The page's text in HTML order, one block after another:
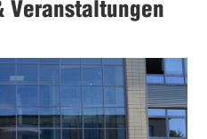
Veranstaltungen